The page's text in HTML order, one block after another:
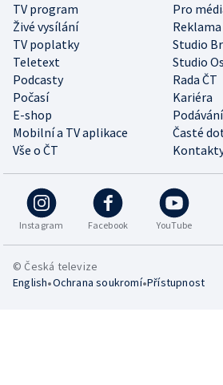
TV program
Pro
Živé vysílání
Reklama
TV poplatky
Studio
Teletext
Studio
Podcasty
Rada ČT
Počasí
Kariéra
E-shop
Mobilní a TV aplikace
Časté
Vše o ČT
Instagram Facebook YouTube
© Česká televize
English•Ochrana soukromí•Přístupnost